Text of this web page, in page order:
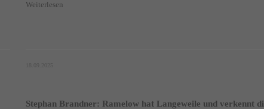
Weiterlesen
Stephan Brandner: Ramelow hat Langeweile und verkennt